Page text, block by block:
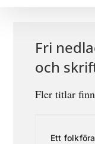
Fri
och
Fler titlar
Ett